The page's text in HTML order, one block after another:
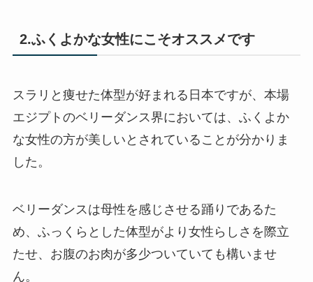
2.ふくよかな女性にこそオススメです
スラリと痩せた体型が好まれる日本ですが、本場
エジプトのベリーダンス界においては、ふくよか
な女性の方が美しいとされていることが分かりま
した。
ベリーダンスは母性を感じさせる踊りであるた
め、ふっくらとした体型がより女性らしさを際立
たせ、お腹のお肉が多少ついていても構いませ
ん。